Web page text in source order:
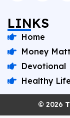
LINKS
Home
Money
Devotional
Healthy Life
© 2026